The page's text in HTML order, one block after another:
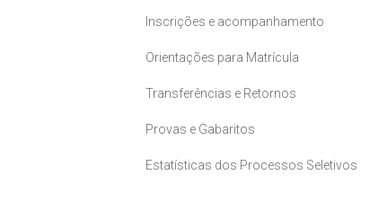
Inscrições e acompanhamento
Orientações para Matrícula
Transferências e Retornos
Provas e Gabaritos
Estatísticas dos Processos Seletivos